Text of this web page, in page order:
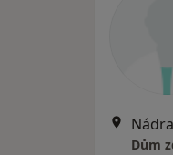
Dům